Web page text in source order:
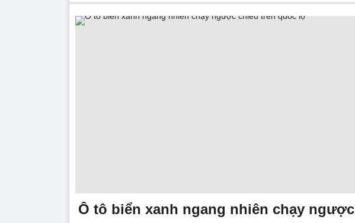
Ô tô biển xanh ngang nhiên chạy ngược